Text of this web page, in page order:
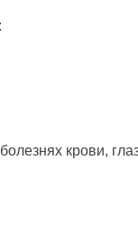
крови,